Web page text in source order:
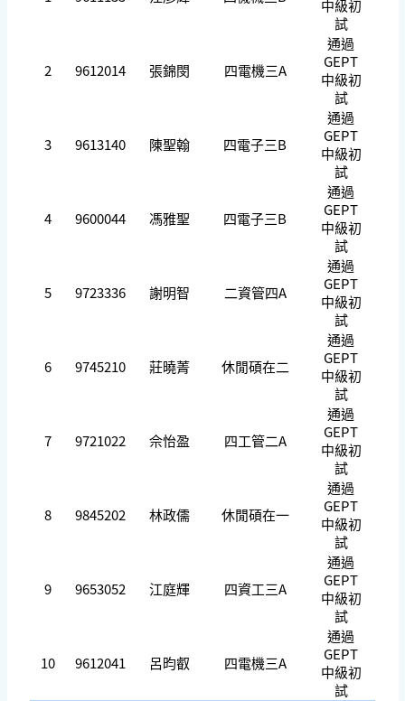
中級初
試
2 9612014 張錦閔 四電機三A
通過
GEPT
中級初
試
3 9613140 陳聖翰 四電子三B
通過
GEPT
中級初
試
4 9600044 馮雅聖 四電子三B
通過
GEPT
中級初
試
5 9723336 謝明智 二資管四A
通過
GEPT
中級初
試
6 9745210 莊曉菁 休閒碩在二
通過
GEPT
中級初
試
7 9721022 佘怡盈 四工管二A
通過
GEPT
中級初
試
8 9845202 林政儒 休閒碩在一
通過
GEPT
中級初
試
9 9653052 江庭輝 四資工三A
通過
GEPT
中級初
試
10 9612041 呂昀叡 四電機三A
通過
GEPT
中級初
試